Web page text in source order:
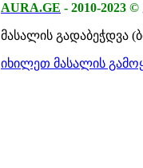
AURA.GE - 2010-2023 ©
მასალის გადაბეჭდვა
იხილეთ მასალის